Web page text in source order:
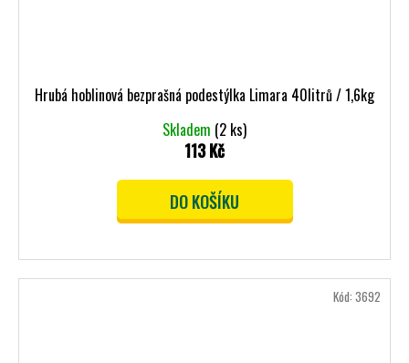
Hrubá hoblinová bezprašná podestýlka Limara 40litrů / 1,6kg
Skladem (2 ks)
113 Kč
DO KOŠÍKU
Kód: 3692